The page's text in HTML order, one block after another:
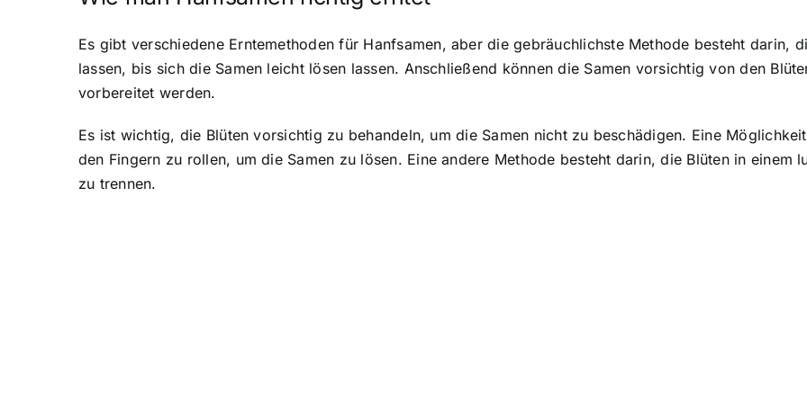
Es gibt verschiedene Erntemethoden für Hanfsamen, aber die gebräuchlichste Methode besteht darin,
lassen, bis sich die Samen leicht lösen lassen. Anschließend können die Samen vorsichtig von den
vorbereitet werden.
Es ist wichtig, die Blüten vorsichtig zu behandeln, um die Samen nicht zu beschädigen. Eine
den Fingern zu rollen, um die Samen zu lösen. Eine andere Methode besteht darin, die Blüten in einem
zu trennen.